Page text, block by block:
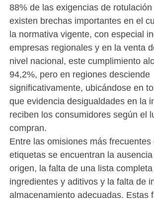
88% de las exigencias de
existen brechas importantes en el
la normativa vigente, con especial
empresas regionales y en la venta
nivel nacional, este cumplimiento
94,2%, pero en regiones desciende
significativamente, ubicándose en
que evidencia desigualdades en la
reciben los consumidores según el
compran.
Entre las omisiones más frecuentes
etiquetas se encuentran la
origen, la falta de una lista
ingredientes y aditivos y la falta de
almacenamiento adecuadas. Estas